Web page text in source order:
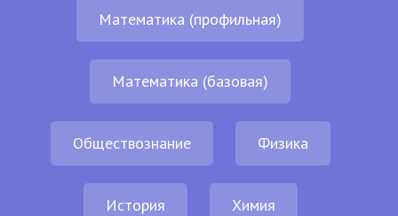
Математика (профильная)
Математика (базовая)
Обществознание Физика
История Химия